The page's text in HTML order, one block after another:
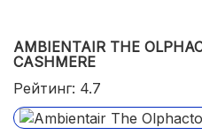
доступная цена.
AMBIENTAIR THE
CASHMERE
Рейтинг: 4.7